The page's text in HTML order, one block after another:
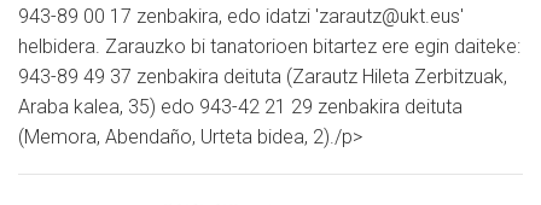
943-89 00 17 zenbakira, edo idatzi 'zarautz@ukt.eus'
helbidera. Zarauzko bi tanatorioen bitartez ere egin daiteke:
943-89 49 37 zenbakira deituta (Zarautz Hileta Zerbitzuak,
Araba kalea, 35) edo 943-42 21 29 zenbakira deituta
(Memora, Abendaño, Urteta bidea, 2)./p>